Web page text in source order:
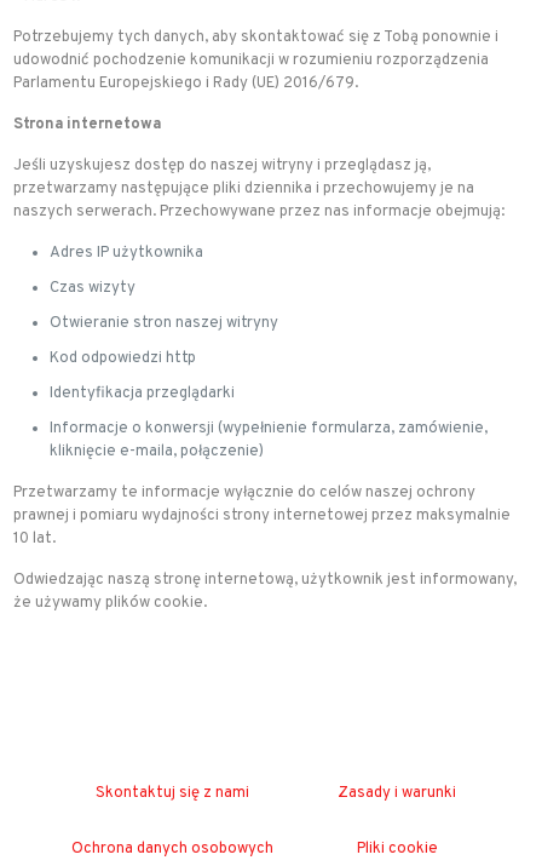
Potrzebujemy tych danych, aby skontaktować się z Tobą ponownie i
udowodnić pochodzenie komunikacji w rozumieniu rozporządzenia
Parlamentu Europejskiego i Rady (UE) 2016/679.
Strona internetowa
Jeśli uzyskujesz dostęp do naszej witryny i przeglądasz ją,
przetwarzamy następujące pliki dziennika i przechowujemy je na
naszych serwerach. Przechowywane przez nas informacje obejmują:
Adres IP użytkownika
Czas wizyty
Otwieranie stron naszej witryny
Kod odpowiedzi http
Identyfikacja przeglądarki
Informacje o konwersji (wypełnienie formularza, zamówienie,
kliknięcie e-maila, połączenie)
Przetwarzamy te informacje wyłącznie do celów naszej ochrony
prawnej i pomiaru wydajności strony internetowej przez maksymalnie
10 lat.
Odwiedzając naszą stronę internetową, użytkownik jest informowany,
że używamy plików cookie.
Skontaktuj się z nami Zasady i warunki
Ochrona danych osobowych Pliki cookie